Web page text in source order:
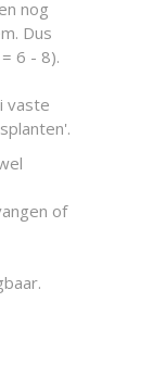
nog
Dus
6 - 8).
vaste
of